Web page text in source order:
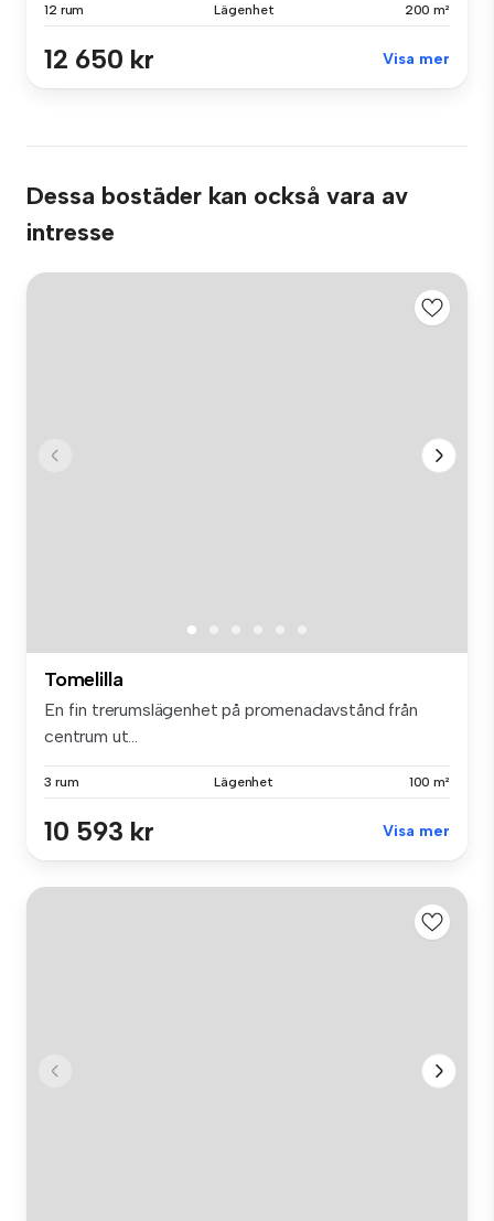
12 rum Lägenhet 200 m²
12 650 kr Visa mer
Dessa bostäder kan också vara av
intresse
Tomelilla
En fin trerumslägenhet på promenadavstånd från
centrum ut...
3 rum Lägenhet 100 m²
10 593 kr Visa mer